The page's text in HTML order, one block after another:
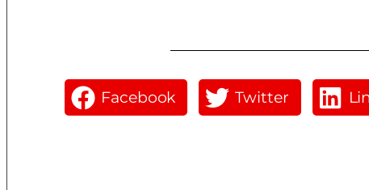
Facebook Twitter